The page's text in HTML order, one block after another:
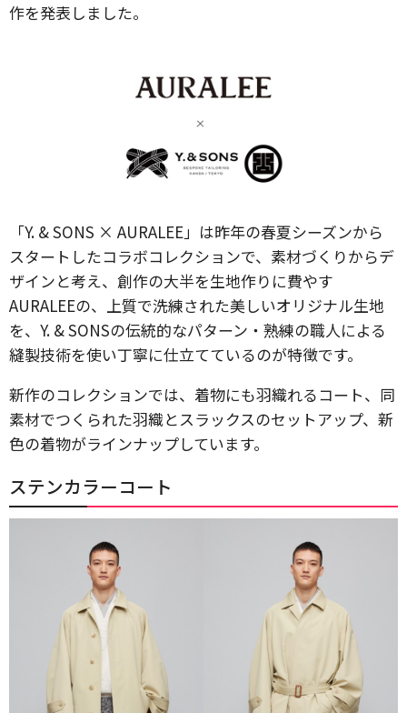
作を発表しました。
「Y. & SONS × AURALEE」は昨年の春夏シーズンから
スタートしたコラボコレクションで、素材づくりからデ
ザインと考え、創作の大半を生地作りに費やす
AURALEEの、上質で洗練された美しいオリジナル生地
を、Y. & SONSの伝統的なパターン・熟練の職人による
縫製技術を使い丁寧に仕立てているのが特徴です。
新作のコレクションでは、着物にも羽織れるコート、同
素材でつくられた羽織とスラックスのセットアップ、新
色の着物がラインナップしています。
ステンカラーコート